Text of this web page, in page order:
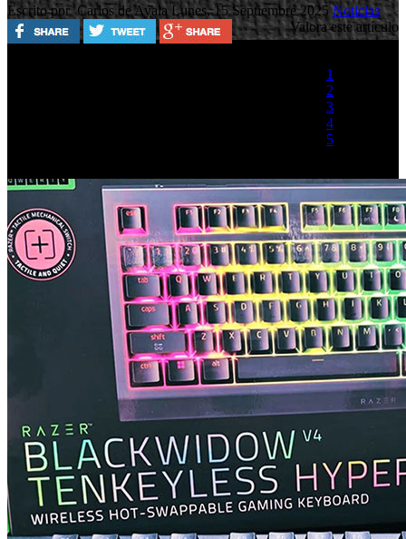
Escrito por Carlos de Ayala Lunes, 15 Septiembre 2025Noticias
Valora este artículo
1
2
3
4
5